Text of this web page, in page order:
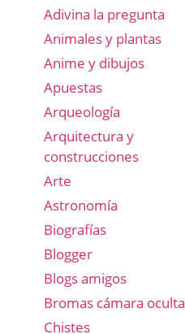
Adivina la pregunta
Animales y plantas
Anime y dibujos
Apuestas
Arqueología
Arquitectura y
construcciones
Arte
Astronomía
Biografías
Blogger
Blogs amigos
Bromas cámara oculta
Chistes